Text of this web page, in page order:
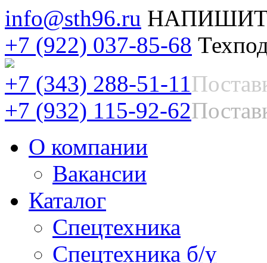
info@sth96.ru
+7 (922) 037-85-68
+7 (343) 288-51-11
+7 (932) 115-92-62
О компании
Вакансии
Каталог
Спецтехника
Спецтехника б/у